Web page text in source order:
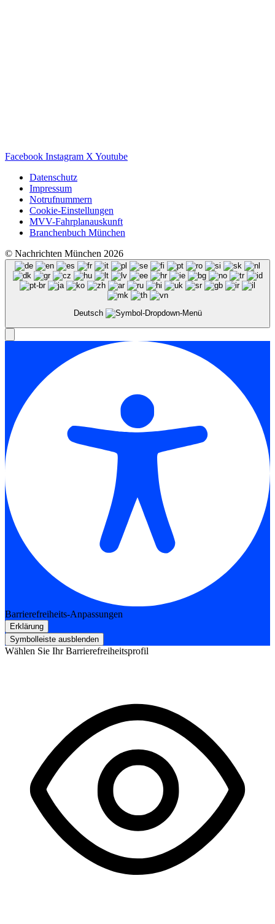
Facebook Instagram X Youtube
Datenschutz
Impressum
Notrufnummern
Cookie-Einstellungen
MVV-Fahrplanauskunft
Branchenbuch München
© Nachrichten München 2026
Deutsch
Barrierefreiheits-Anpassungen
Erklärung
Symbolleiste ausblenden
Wählen Sie Ihr Barrierefreiheitsprofil